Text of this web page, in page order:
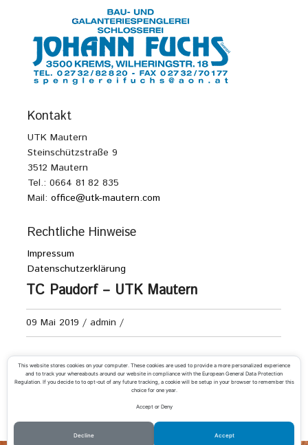
Kontakt
UTK Mautern
Steinschützstraße 9
3512 Mautern
Tel.: 0664 81 82 835
Mail: office@utk-mautern.com
Rechtliche Hinweise
Impressum
Datenschutzerklärung
TC Paudorf – UTK Mautern
09 Mai 2019 / admin /
Burschen U13 Kreisliga B
UTC Gedersdorf – UTK Mautern
TC Eggenburg – UTK Mautern
This website stores cookies on your computer. These cookies are used to provide a more personalized experience
and to track your whereabouts around our website in compliance with the European General Data Protection
Regulation. If you decide to to opt-out of any future tracking, a cookie will be setup in your browser to remember this
choice for one year.
Accept or Deny
Decline Accept